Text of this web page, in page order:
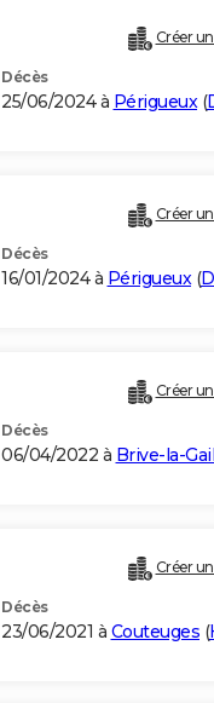
Créer
Décès
25/06/2024 à Périgueux(
Créer
Décès
16/01/2024 à Périgueux(
Créer
Décès
06/04/2022 à Brive-la-
Créer
Décès
23/06/2021 à Couteuges (